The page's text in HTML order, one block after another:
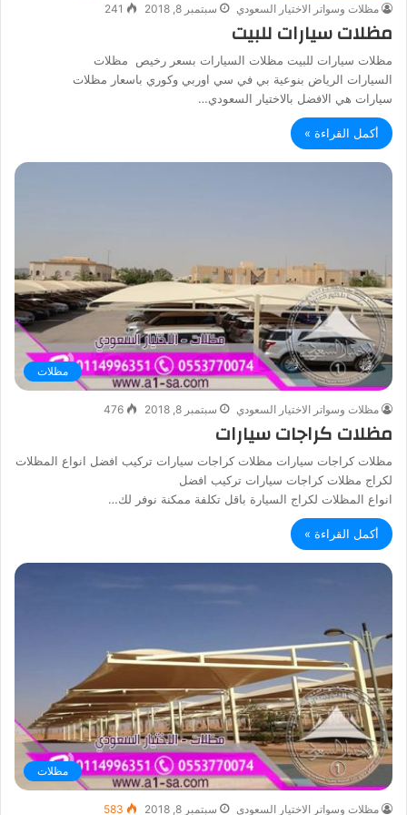
مظلات وسواتر الاختيار السعودي سبتمبر 8, 2018 241
مظلات سيارات للبيت
مظلات سيارات للبيت مظلات السيارات بسعر رخيص مظلات
السيارات الرياض بنوعية بي في سي اوربي وكوري باسعار مظلات
سيارات هي الافضل بالاختيار السعودي…
أكمل القراءة »
مظلات
مظلات وسواتر الاختيار السعودي سبتمبر 8, 2018 476
مظلات كراجات سيارات
مظلات كراجات سيارات مظلات كراجات سيارات تركيب افضل انواع المظلات
لكراج مظلات كراجات سيارات تركيب افضل
انواع المظلات لكراج السيارة باقل تكلفة ممكنة نوفر لك…
أكمل القراءة »
مظلات
مظلات وسواتر الاختيار السعودي سبتمبر 8, 2018 583